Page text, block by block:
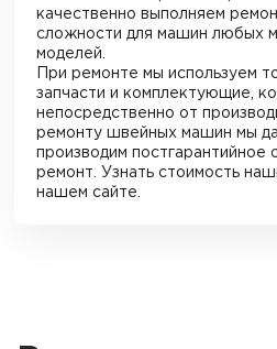
качественно выполняем
сложности для машин любых
моделей.
При ремонте мы используем
запчасти и комплектующие,
непосредственно от
ремонту швейных машин мы
производим постгарантийное
ремонт. Узнать стоимость
нашем сайте.